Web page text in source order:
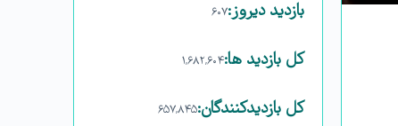
بازدید دیروز:۶۰۷
کل بازدید ها:۱,۶۸۲,۶۰۴
کل بازدیدکنند‌گان:۶۵۷,۸۴۵